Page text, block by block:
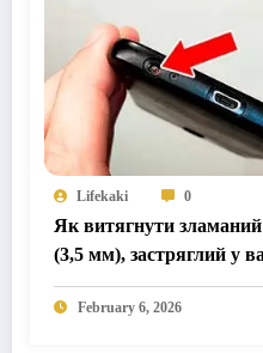
Lifekaki 0
Як витягнути
(3,5 мм), застряглий у
Безпечний механічний
February 6, 2026